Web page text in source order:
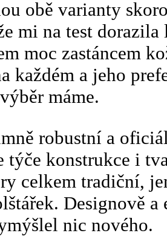
obě varianty
mi na test
moc zastáncem
každém a jeho
máme.
robustní a
týče konstrukce i
celkem tradiční,
Designově a
nic nového.